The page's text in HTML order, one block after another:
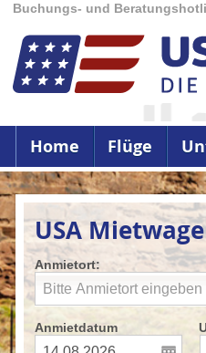
Buchungs- und
Home Flüge
USA
Anmietort:
Anmietdatum